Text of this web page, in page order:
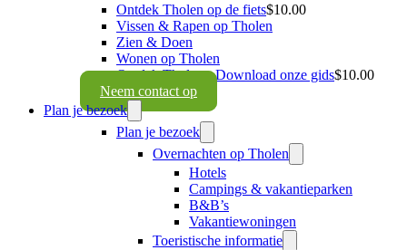
Ontdek Tholen op de fiets$10.00
Vissen & Rapen op Tholen
Zien & Doen
Wonen op Tholen
Ontdek Tholen - Download onze gids$10.00
Neem contact op
Plan je bezoek
Plan je bezoek
Overnachten op Tholen
Hotels
Campings & vakantieparken
B&B’s
Vakantiewoningen
Toeristische informatie